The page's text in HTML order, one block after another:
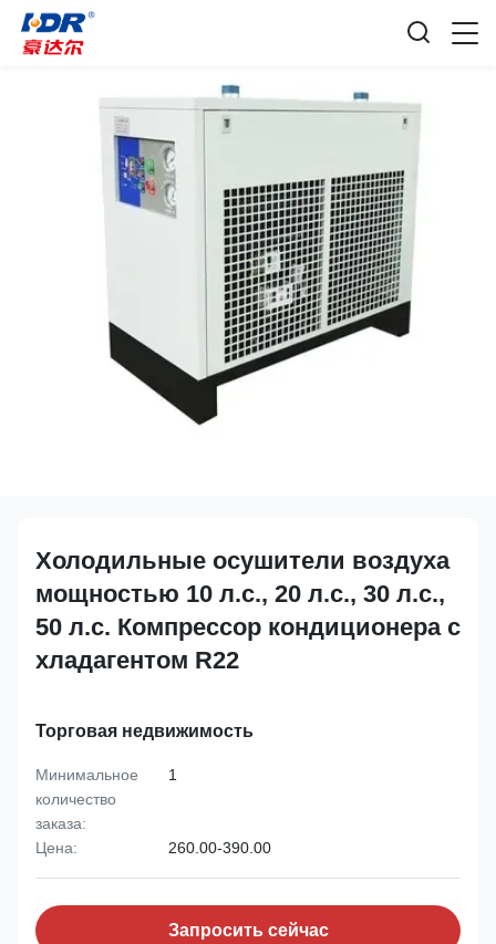
Холодильные осушители воздуха
мощностью 10 л.с., 20 л.с., 30 л.с.,
50 л.с. Компрессор кондиционера с
хладагентом R22
Торговая недвижимость
Минимальное
количество
заказа:
1
Цена: 260.00-390.00
Запросить сейчас